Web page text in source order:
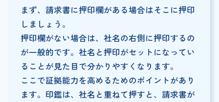
まず、請求書に押印欄がある場合はそこに押印
しましょう。
押印欄がない場合は、社名の右側に押印するの
が一般的です。社名と押印がセットになってい
ることが見た目で分かりやすくなります。
ここで証拠能力を高めるためのポイントがあり
ます。印鑑は、社名と重ねて押すと、請求書が